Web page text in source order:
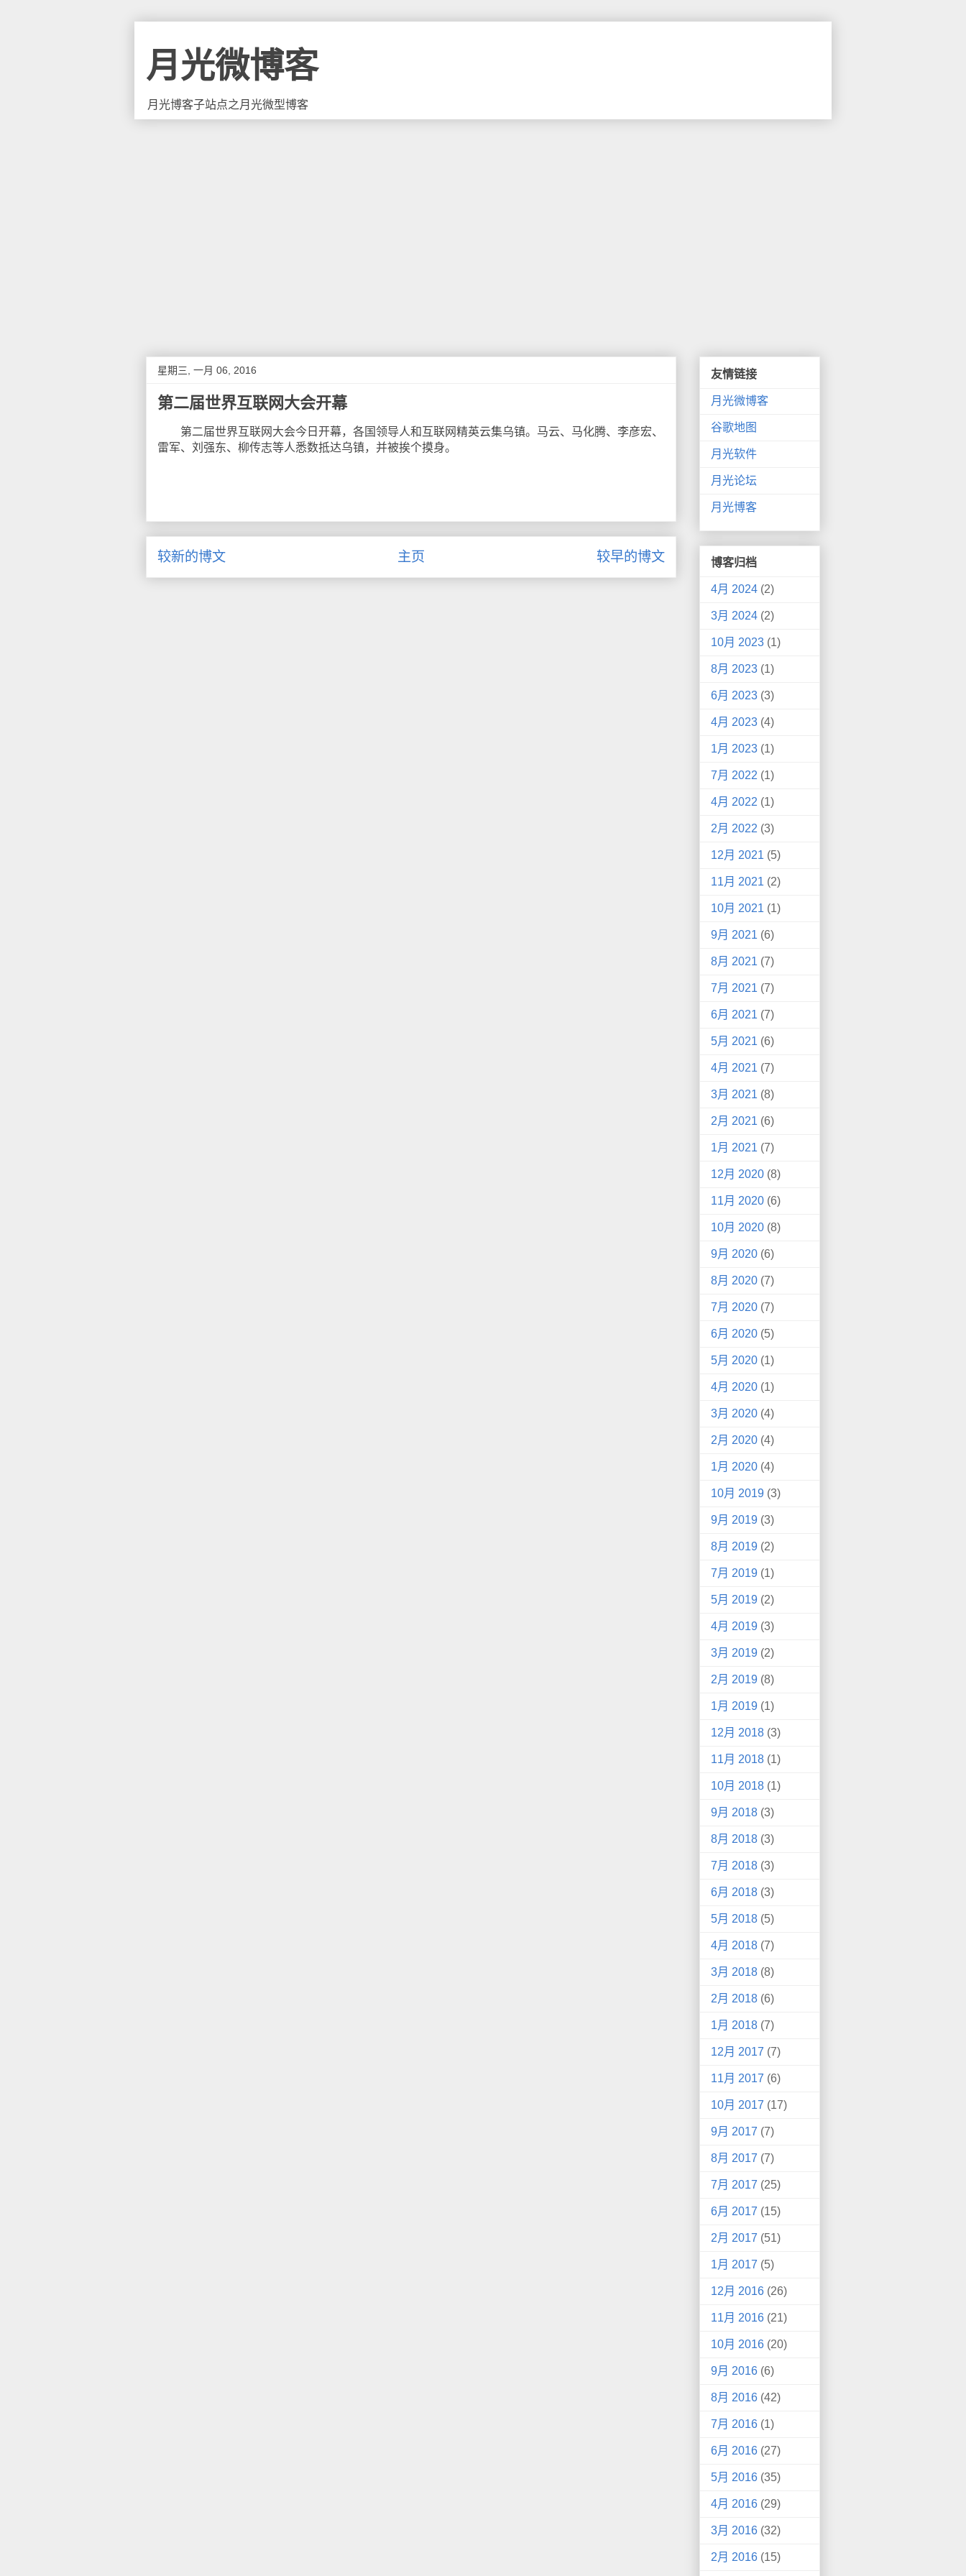
月光微博客
月光博客子站点之月光微型博客
星期三, 一月 06, 2016
第二届世界互联网大会开幕
第二届世界互联网大会今日开幕，各国领导人和互联网精英云集乌镇。马云、马化腾、李彦宏、
雷军、刘强东、柳传志等人悉数抵达乌镇，并被挨个摸身。
较新的博文 较早的博文
主页
友情链接
月光微博客
谷歌地图
月光软件
月光论坛
月光博客
博客归档
4月 2024 (2)
3月 2024 (2)
10月 2023 (1)
8月 2023 (1)
6月 2023 (3)
4月 2023 (4)
1月 2023 (1)
7月 2022 (1)
4月 2022 (1)
2月 2022 (3)
12月 2021 (5)
11月 2021 (2)
10月 2021 (1)
9月 2021 (6)
8月 2021 (7)
7月 2021 (7)
6月 2021 (7)
5月 2021 (6)
4月 2021 (7)
3月 2021 (8)
2月 2021 (6)
1月 2021 (7)
12月 2020 (8)
11月 2020 (6)
10月 2020 (8)
9月 2020 (6)
8月 2020 (7)
7月 2020 (7)
6月 2020 (5)
5月 2020 (1)
4月 2020 (1)
3月 2020 (4)
2月 2020 (4)
1月 2020 (4)
10月 2019 (3)
9月 2019 (3)
8月 2019 (2)
7月 2019 (1)
5月 2019 (2)
4月 2019 (3)
3月 2019 (2)
2月 2019 (8)
1月 2019 (1)
12月 2018 (3)
11月 2018 (1)
10月 2018 (1)
9月 2018 (3)
8月 2018 (3)
7月 2018 (3)
6月 2018 (3)
5月 2018 (5)
4月 2018 (7)
3月 2018 (8)
2月 2018 (6)
1月 2018 (7)
12月 2017 (7)
11月 2017 (6)
10月 2017 (17)
9月 2017 (7)
8月 2017 (7)
7月 2017 (25)
6月 2017 (15)
2月 2017 (51)
1月 2017 (5)
12月 2016 (26)
11月 2016 (21)
10月 2016 (20)
9月 2016 (6)
8月 2016 (42)
7月 2016 (1)
6月 2016 (27)
5月 2016 (35)
4月 2016 (29)
3月 2016 (32)
2月 2016 (15)